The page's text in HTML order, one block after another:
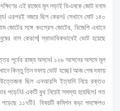
এই রাজ্যে মূল লড়াই ডিএমকে জোট বনাম
এরপরই নজরে ছিল কেরল। সেখানে মোট ১৪০
সঙ্গে কংগ্রেস জোটের, বিজেপি এখানে
বাস কেরলে| স্বাভাবিকভাবেই ভোট হয়েছে
পূর্বের রাজ্য অসমে। ১২৬ আসনের অসমে মূল
কিন্তু তিন দফায় ভোট হচ্ছে। আজ শেষ দফায়
ছিল এনআরসি ইত্যাদি নিয়ে রক্তও
পড়েনি। একটি বুথ নিয়েই সমস্যা হয়েছিল। গত
১১৭টি। বিষয়টি কমিশন কড়া পদক্ষেপও